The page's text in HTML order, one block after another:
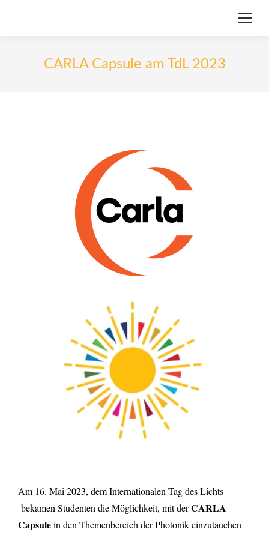
CARLA Capsule am TdL 2023
Am 16. Mai 2023, dem Internationalen Tag des Lichts
bekamen Studenten die Möglichkeit, mit derCARLA
Capsulein den Themenbereich der Photonik einzutauchen